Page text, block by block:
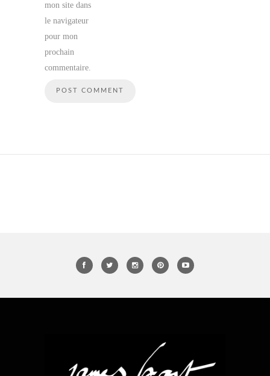
mon site dans
le navigateur
pour mon
prochain
commentaire.